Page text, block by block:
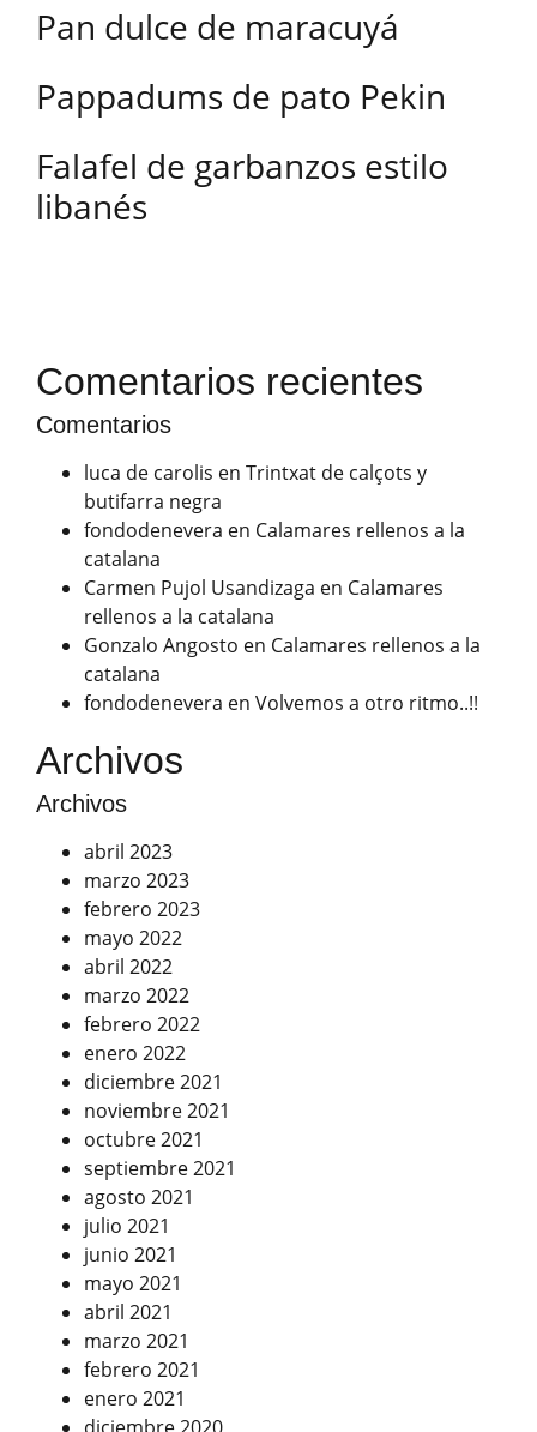
Pan dulce de maracuyá
Pappadums de pato Pekin
Falafel de garbanzos estilo
libanés
Comentarios recientes
Comentarios
luca de carolis en Trintxat de calçots y
butifarra negra
fondodenevera en Calamares rellenos a la
catalana
Carmen Pujol Usandizaga en Calamares
rellenos a la catalana
Gonzalo Angosto en Calamares rellenos a la
catalana
fondodenevera en Volvemos a otro ritmo..!!
Archivos
Archivos
abril 2023
marzo 2023
febrero 2023
mayo 2022
abril 2022
marzo 2022
febrero 2022
enero 2022
diciembre 2021
noviembre 2021
octubre 2021
septiembre 2021
agosto 2021
julio 2021
junio 2021
mayo 2021
abril 2021
marzo 2021
febrero 2021
enero 2021